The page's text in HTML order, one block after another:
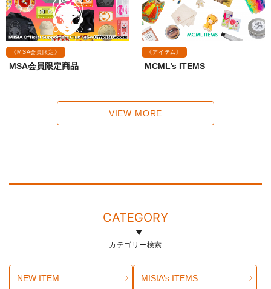
《MSA会員限定》
MSA会員限定商品
《アイテム》
MCML’s ITEMS
VIEW MORE
CATEGORY
カテゴリー検索
NEW ITEM MISIA’s ITEMS